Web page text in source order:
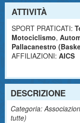
ATTIVITÀ
SPORT PRATICATI:
Motociclismo,
Pallacanestro
AFFILIAZIONI: AICS
DESCRIZIONE
Categoria:
tutte)